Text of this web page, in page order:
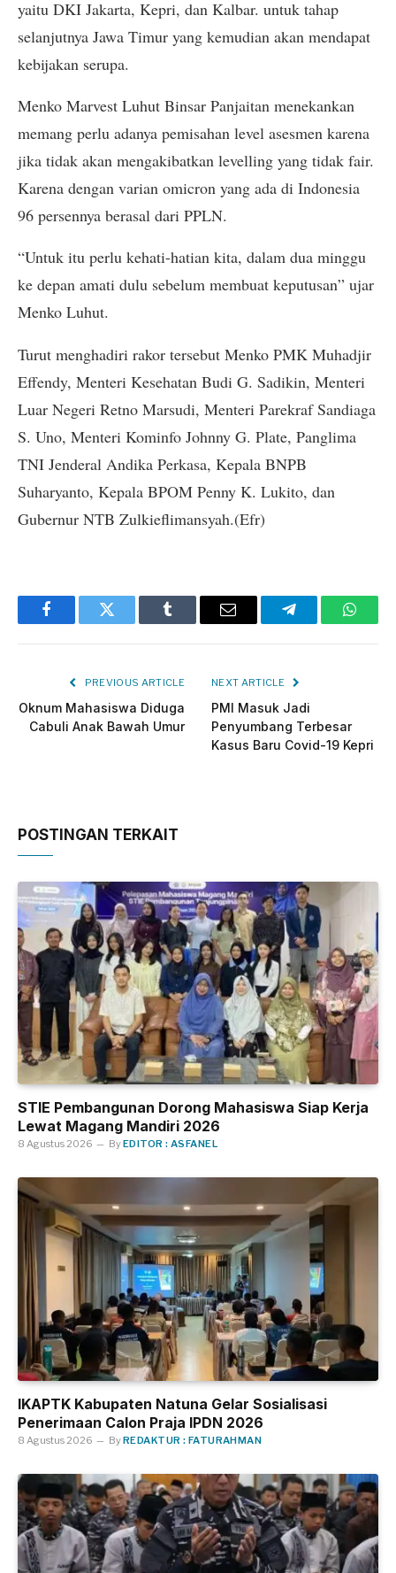
yaitu DKI Jakarta, Kepri, dan Kalbar. untuk tahap
selanjutnya Jawa Timur yang kemudian akan mendapat
kebijakan serupa.
Menko Marvest Luhut Binsar Panjaitan menekankan
memang perlu adanya pemisahan level asesmen karena
jika tidak akan mengakibatkan levelling yang tidak fair.
Karena dengan varian omicron yang ada di Indonesia
96 persennya berasal dari PPLN.
“Untuk itu perlu kehati-hatian kita, dalam dua minggu
ke depan amati dulu sebelum membuat keputusan” ujar
Menko Luhut.
Turut menghadiri rakor tersebut Menko PMK Muhadjir
Effendy, Menteri Kesehatan Budi G. Sadikin, Menteri
Luar Negeri Retno Marsudi, Menteri Parekraf Sandiaga
S. Uno, Menteri Kominfo Johnny G. Plate, Panglima
TNI Jenderal Andika Perkasa, Kepala BNPB
Suharyanto, Kepala BPOM Penny K. Lukito, dan
Gubernur NTB Zulkieflimansyah.(Efr)
FacebookTwitter Tumblr Email Telegram
PREVIOUS ARTICLE
Oknum Mahasiswa Diduga
Cabuli Anak Bawah Umur
NEXT ARTICLE
PMI Masuk Jadi
Penyumbang Terbesar
Kasus Baru Covid-19 Kepri
POSTINGAN TERKAIT
STIE Pembangunan Dorong Mahasiswa Siap Kerja
Lewat Magang Mandiri 2026
8 Agustus 2026 ByEDITOR : ASFANEL
IKAPTK Kabupaten Natuna Gelar Sosialisasi
Penerimaan Calon Praja IPDN 2026
8 Agustus 2026 ByREDAKTUR : FATURAHMAN